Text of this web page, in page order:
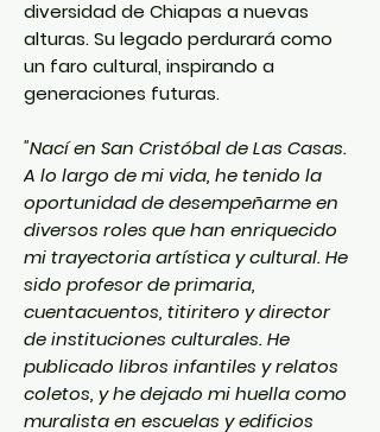
diversidad de Chiapas a nuevas
alturas. Su legado perdurará como
un faro cultural, inspirando a
generaciones futuras.
"Nací en San Cristóbal de Las Casas.
A lo largo de mi vida, he tenido la
oportunidad de desempeñarme en
diversos roles que han enriquecido
mi trayectoria artística y cultural. He
sido profesor de primaria,
cuentacuentos, titiritero y director
de instituciones culturales. He
publicado libros infantiles y relatos
coletos, y he dejado mi huella como
muralista en escuelas y edificios